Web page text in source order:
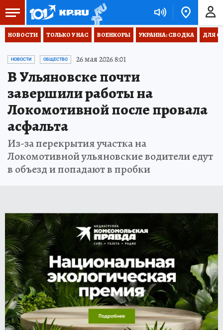
НОВОСТИ ТОЛЬКО У НАС ВОЕНКОРЫ УКРАИНА: СВОДКА ДЛЯ
НОВОСТИ ОБЩЕСТВО 26 мая 2026 8:01
В Ульяновске почти
завершили работы на
Локомотивной после провала
асфальта
Из-за перекрытия участка на
Локомотивной ульяновские водители едут
в объезд и попадают в пробки